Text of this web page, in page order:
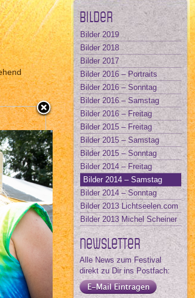
Bilder
Bilder 2019
Bilder 2018
Bilder 2017
Bilder 2016 – Portraits
Bilder 2016 – Sonntag
Bilder 2016 – Samstag
Bilder 2016 – Freitag
Bilder 2015 – Freitag
Bilder 2015 – Samstag
Bilder 2015 – Sonntag
Bilder 2014 – Freitag
Bilder 2014 – Samstag
Bilder 2014 – Sonntag
Bilder 2013 Lichtseelen.com
Bilder 2013 Michel Scheiner
Newsletter
Alle News zum Festival
direkt zu Dir ins Postfach: